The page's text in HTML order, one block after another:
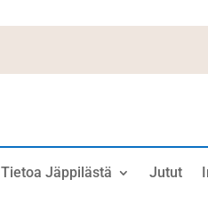
Tietoa Jäppilästä Jutut